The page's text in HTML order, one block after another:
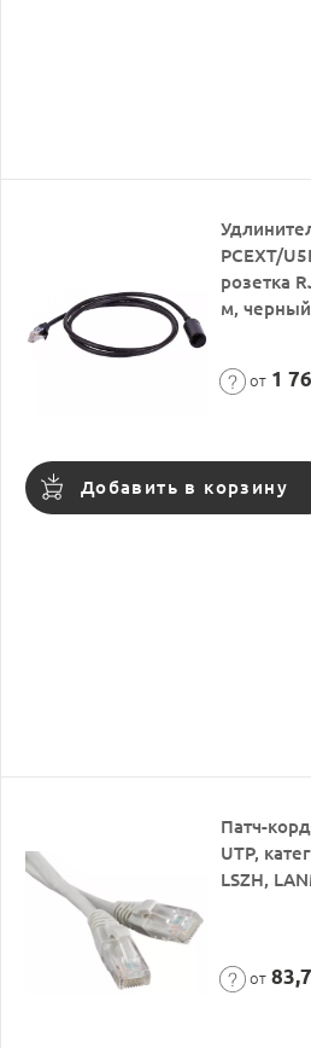
PCEXT/
розетка
м, черный
от 1
Добавить в корзину
Патч-
UTP,
LSZH,
от